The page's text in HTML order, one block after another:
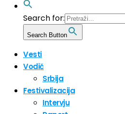
Search for:
Search Button
Vesti
Vodič
Srbija
Festivalizacija
Intervju